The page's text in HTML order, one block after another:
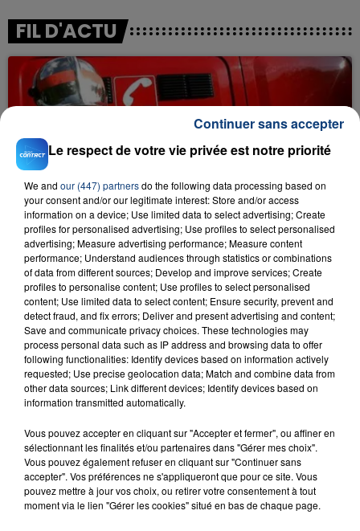
FIL D'ACTU
23 juillet 2026
INCENDIE MORTEL À LENS : UNE FEMME ET
SON BÉBÉ ENTRE LA VIE ET LA...
Un homme s'est immolé par le feu après avoir
aspergé sa compagne et leur bébé de trois mois
d'un liquide inflammable.
20 juillet 2026
UNE ADOLESCENTE DEVANT SE FAIRE
La famille a porté plainte contre la clinique qui a
reconnu sa responsabilité et présenté ses
excuses.
TITRES DIFFUSÉS
Le respect de votre vie privée est notre priorité
We and our (447) partnersdo the following data processing based on
your consent and/or our legitimate interest: Store and/or access
information on a device; Use limited data to select advertising; Create
profiles for personalised advertising; Use profiles to select personalised
advertising; Measure advertising performance; Measure content
performance; Understand audiences through statistics or combinations
of data from different sources; Develop and improve services; Create
profiles to personalise content; Use profiles to select personalised
content; Use limited data to select content; Ensure security, prevent and
detect fraud, and fix errors; Deliver and present advertising and content;
Save and communicate privacy choices. These technologies may
process personal data such as IP address and browsing data to offer
following functionalities: Identify devices based on information actively
requested; Use precise geolocation data; Match and combine data from
other data sources; Link different devices; Identify devices based on
information transmitted automatically.
Vous pouvez accepter en cliquant sur "Accepter et fermer", ou affiner en
sélectionnant les finalités et/ou partenaires dans "Gérer mes choix".
Vous pouvez également refuser en cliquant sur "Continuer sans
accepter". Vos préférences ne s'appliqueront que pour ce site. Vous
pouvez mettre à jour vos choix, ou retirer votre consentement à tout
moment via le lien "Gérer les cookies" situé en bas de chaque page.
Continuer sans accepter